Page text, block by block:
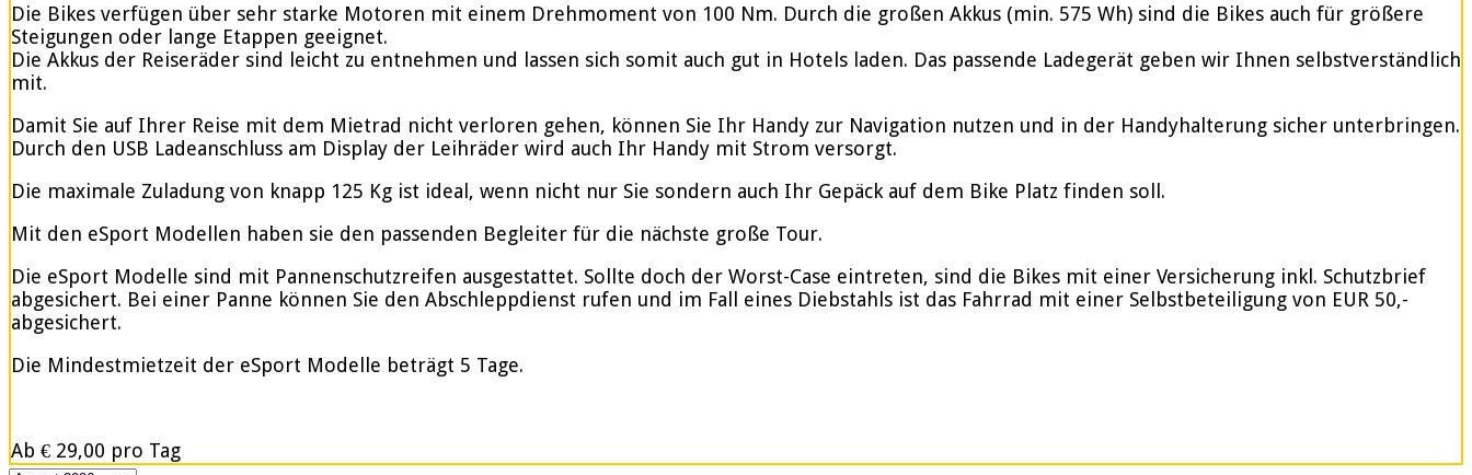
Die Bikes verfügen über sehr starke Motoren mit einem Drehmoment von 100 Nm. Durch die großen Akkus (min. 575 Wh) sind die Bikes auch für größere
Steigungen oder lange Etappen geeignet.
Die Akkus der Reiseräder sind leicht zu entnehmen und lassen sich somit auch gut in Hotels laden. Das passende Ladegerät geben wir Ihnen selbstverständlich
mit.
Damit Sie auf Ihrer Reise mit dem Mietrad nicht verloren gehen, können Sie Ihr Handy zur Navigation nutzen und in der Handyhalterung sicher unterbringen.
Durch den USB Ladeanschluss am Display der Leihräder wird auch Ihr Handy mit Strom versorgt.
Die maximale Zuladung von knapp 125 Kg ist ideal, wenn nicht nur Sie sondern auch Ihr Gepäck auf dem Bike Platz finden soll.
Mit den eSport Modellen haben sie den passenden Begleiter für die nächste große Tour.
Die eSport Modelle sind mit Pannenschutzreifen ausgestattet. Sollte doch der Worst-Case eintreten, sind die Bikes mit einer Versicherung inkl. Schutzbrief
abgesichert. Bei einer Panne können Sie den Abschleppdienst rufen und im Fall eines Diebstahls ist das Fahrrad mit einer Selbstbeteiligung von EUR 50,-
abgesichert.
Die Mindestmietzeit der eSport Modelle beträgt 5 Tage.
Ab € 29,00 pro Tag